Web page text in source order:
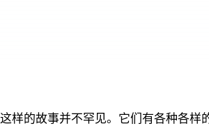
这样的故事并不罕见。它们有各种各样